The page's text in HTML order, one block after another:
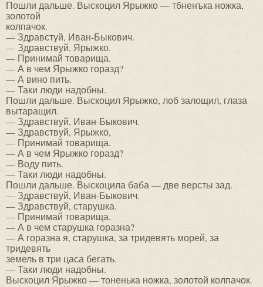
Пошли дальше. Выскоцил Ярыжко — тбненъка ножка,
золотой
колпачок.
— Здравстуй, Иван-Быкович.
— Здравствуй, Ярыжко.
— Принимай товарища.
— А в чем Ярыжко горазд?
— А вино пить.
— Таки люди надобны.
Пошли дальше. Выскоцил Ярыжко, лоб залощил, глаза
вытаращил.
— Здравствуй, Иван-Быкович.
— Здравствуй, Ярыжко,
— Принимай товарища.
— А в чем Ярыжко горазд?
— Воду пить.
— Таки люди надобны.
Пошли дальше. Выскоцила баба — две версты зад.
— Здравствуй, Иван-Быкович.
— Здравствуй, старушка.
— Принимай товарища.
— А в чем старушка горазна?
— А горазна я, старушка, за тридевять морей, за
тридевять
земель в три цаса бегать.
— Таки люди надобны.
Выскоцил Ярыжко — тоненька ножка, золотой колпачок.